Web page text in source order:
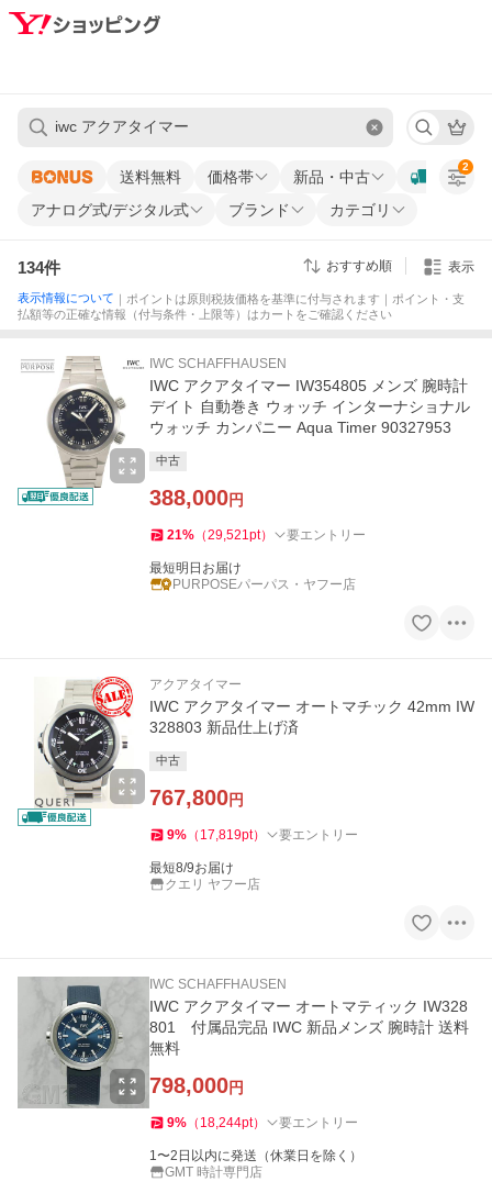
送料無料 価格帯
新品・中古
アナログ式/デジタル式
ブランド カテゴリ
2
134件 おすすめ順 表示
表示情報について ｜ポイントは原則税抜価格を基準に付与されます｜ポイント・支
払額等の正確な情報（付与条件・上限等）はカートをご確認ください
IWC SCHAFFHAUSEN
IWC アクアタイマー IW354805 メンズ 腕時計
デイト 自動巻き ウォッチ インターナショナル
ウォッチ カンパニー Aqua Timer 90327953
中古
388,000円
21% （29,521pt） 要エントリー
最短明日お届け
PURPOSEパーパス・ヤフー店
アクアタイマー
IWC アクアタイマー オートマチック 42mm IW
328803 新品仕上げ済
中古
767,800円
9% （ 17,819pt） 要エントリー
最短8/9お届け
クエリ ヤフー店
IWC SCHAFFHAUSEN
IWC アクアタイマー オートマティック IW328
801 付属品完品 IWC 新品メンズ 腕時計 送料
無料
798,000円
9% （ 18,244pt） 要エントリー
1〜2日以内に発送（休業日を除く）
GMT 時計専門店